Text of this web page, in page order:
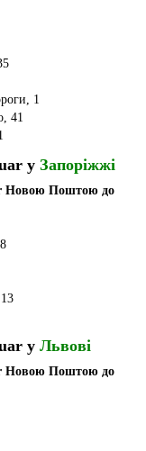
1
41
у Запоріжжі
Новою Поштою до
у Львові
Новою Поштою до